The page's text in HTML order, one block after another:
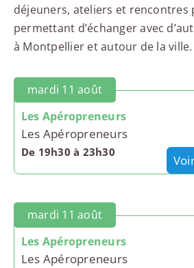
déjeuners, ateliers et rencontres
permettant d’échanger avec
à Montpellier et autour de la ville.
mardi 11 août
Les Apéropreneurs
Les Apéropreneurs
De 19h30 à 23h30
mardi 11 août
Les Apéropreneurs
Les Apéropreneurs